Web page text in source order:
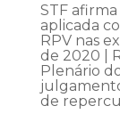
STF
aplicada
RPV nas
de 2020 |
Plenário
de